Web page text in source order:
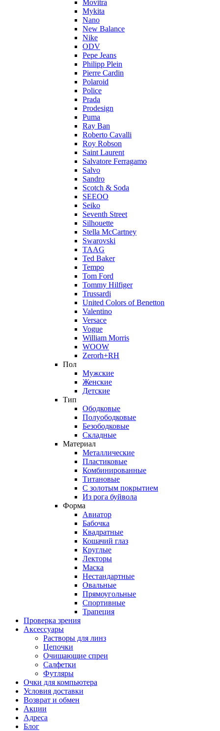
Movitra
Mykita
Nano
New Balance
Nike
ODV
Pepe Jeans
Philipp Plein
Pierre Cardin
Polaroid
Police
Prada
Prodesign
Puma
Ray Ban
Roberto Cavalli
Roy Robson
Saint Laurent
Salvatore Ferragamo
Salvo
Sandro
Scotch & Soda
SEEOO
Seiko
Seventh Street
Silhouette
Stella McCartney
Swarovski
TAAG
Ted Baker
Tempo
Tom Ford
Tommy Hilfiger
Trussardi
United Colors of Benetton
Valentino
Versace
Vogue
William Morris
WOOW
Zerorh+RH
Пол
Мужские
Женские
Детские
Тип
Ободковые
Полуободковые
Безободковые
Складные
Материал
Металлические
Пластиковые
Комбинированные
Титановые
С золотым покрытием
Из рога буйвола
Форма
Авиатор
Бабочка
Квадратные
Кошачий глаз
Круглые
Лекторы
Маска
Нестандартные
Овальные
Прямоугольные
Спортивные
Трапеция
Проверка зрения
Аксессуары
Растворы для линз
Цепочки
Очищающие спреи
Салфетки
Футляры
Очки для компьютера
Условия доставки
Возврат и обмен
Акции
Адреса
Блог